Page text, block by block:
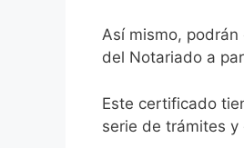
Así mismo,
del Notariado a
Este certificado
serie de trámites y